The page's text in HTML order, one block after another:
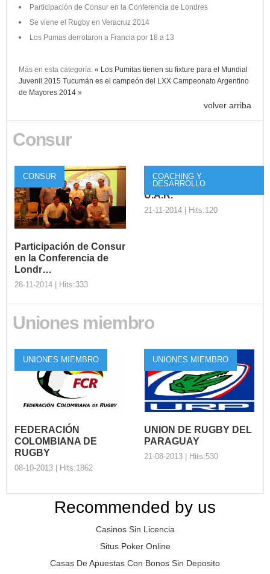
Participación de Consur en la Conferencia de Londres
Se viene el Rugby en Veracruz 2014
Los Pumas derrotaron a Francia por 18 a 13
Más en esta categoría: « Los Pumitas tienen su fixture para el Mundial
Juvenil 2015 Tucumán es el campeón del LXX Campeonato Argentino
de Mayores 2014 »
volver arriba
Consur
CONSUR
Participación de Consur
en la Conferencia de
Londr…
28-11-2014 | Hits:333
Consur en la
Conferencia de
Londr…
En el marco de la Exposición
y Conferencia Mundial del
Rugby 2014 realizada e...
COACHING Y
DESARROLLO
Taller de la I.R.B. en la
U.A.R.
21-11-2014 | Hits:120
Uniones miembro
UNIONES MIEMBRO
FEDERACIÓN
COLOMBIANA DE
RUGBY
08-10-2013 | Hits:1862
COLOMBIANA DE
Organización: Nombre
Completo del Presidente:
UNIONES MIEMBRO
UNION DE RUGBY DEL
PARAGUAY
21-08-2013 | Hits:530
UNION DE RUGBY
Rugby del Paraguay Nombre
Recommended by us
Casinos Sin Licencia
Situs Poker Online
Casas De Apuestas Con Bonos Sin Deposito